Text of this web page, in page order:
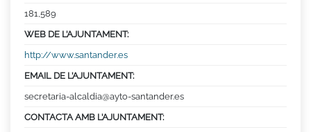
181,589
WEB DE L’AJUNTAMENT:
http://www.santander.es
EMAIL DE L’AJUNTAMENT:
secretaria-alcaldia@ayto-santander.es
CONTACTA AMB L’AJUNTAMENT: